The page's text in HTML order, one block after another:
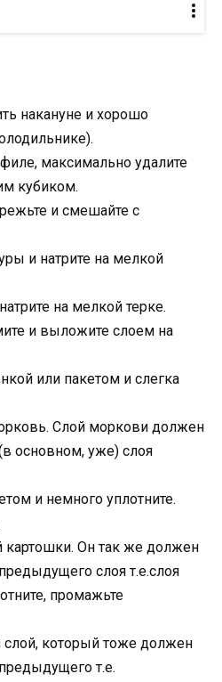
накануне и хорошо
максимально удалите
кубиком.
и смешайте с
и натрите на мелкой
на мелкой терке.
и выложите слоем на
или пакетом и слегка
Слой моркови должен
основном, уже) слоя
и немного уплотните.
картошки. Он так же должен
слоя т.е.слоя
промажьте
который тоже должен
т.е.